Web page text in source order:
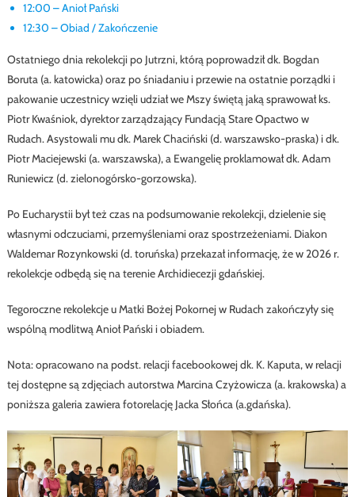
12:00 – Anioł Pański
12:30 – Obiad / Zakończenie
Ostatniego dnia rekolekcji po Jutrzni, którą poprowadził dk. Bogdan
Boruta (a. katowicka) oraz po śniadaniu i przewie na ostatnie porządki i
pakowanie uczestnicy wzięli udział we Mszy świętą jaką sprawował ks.
Piotr Kwaśniok, dyrektor zarządzający Fundacją Stare Opactwo w
Rudach. Asystowali mu dk. Marek Chaciński (d. warszawsko-praska) i dk.
Piotr Maciejewski (a. warszawska), a Ewangelię proklamował dk. Adam
Runiewicz (d. zielonogórsko-gorzowska).
Po Eucharystii był też czas na podsumowanie rekolekcji, dzielenie się
własnymi odczuciami, przemyśleniami oraz spostrzeżeniami. Diakon
Waldemar Rozynkowski (d. toruńska) przekazał informację, że w 2026 r.
rekolekcje odbędą się na terenie Archidiecezji gdańskiej.
Tegoroczne rekolekcje u Matki Bożej Pokornej w Rudach zakończyły się
wspólną modlitwą Anioł Pański i obiadem.
Nota: opracowano na podst. relacji facebookowej dk. K. Kaputa, w relacji
tej dostępne są zdjęciach autorstwa Marcina Czyżowicza (a. krakowska) a
poniższa galeria zawiera fotorelację Jacka Słońca (a.gdańska).